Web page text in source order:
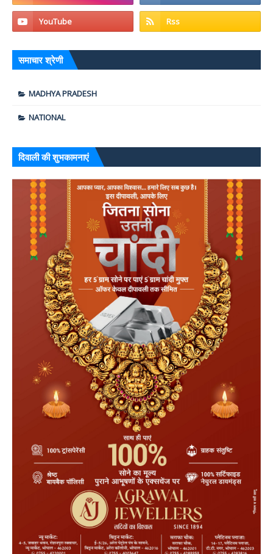
समाचार श्रेणी
MADHYA PRADESH
NATIONAL
दिवाली की शुभकामनाएं